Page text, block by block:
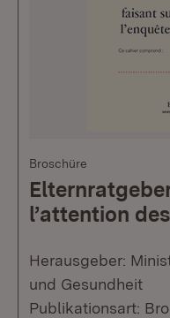
Broschüre
l’attention
Herausgeber:
und Gesundheit
Publikationsart: